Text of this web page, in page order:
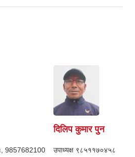
9857682100
दिलिप कुमार पुन
उपाध्यक्ष ९८५११७०४५८